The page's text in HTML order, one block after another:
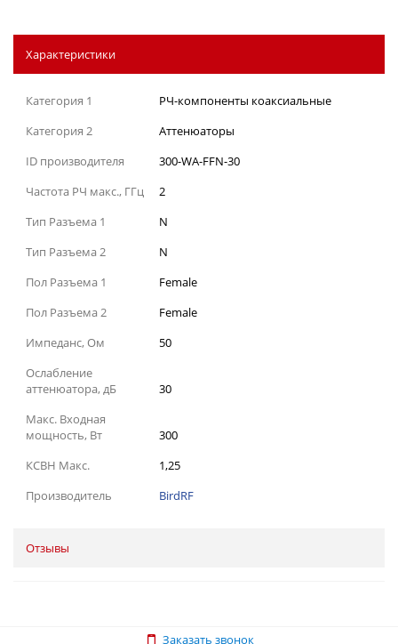
Характеристики
Категория 1
РЧ-компоненты коаксиальные
Категория 2
Аттенюаторы
ID производителя
300-WA-FFN-30
Частота РЧ макс., ГГц
2
Тип Разъема 1
N
Тип Разъема 2
N
Пол Разъема 1
Female
Пол Разъема 2
Female
Импеданс, Ом
50
Ослабление
аттенюатора, дБ
30
Макс. Входная
мощность, Вт
300
КСВН Макс.
1,25
Производитель
BirdRF
Отзывы
Заказать звонок